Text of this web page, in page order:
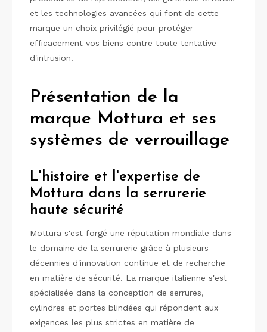
et les technologies avancées qui font de cette
marque un choix privilégié pour protéger
efficacement vos biens contre toute tentative
d'intrusion.
Présentation de la
marque Mottura et ses
systèmes de verrouillage
L'histoire et l'expertise de
Mottura dans la serrurerie
haute sécurité
Mottura s'est forgé une réputation mondiale dans
le domaine de la serrurerie grâce à plusieurs
décennies d'innovation continue et de recherche
en matière de sécurité. La marque italienne s'est
spécialisée dans la conception de serrures,
cylindres et portes blindées qui répondent aux
exigences les plus strictes en matière de